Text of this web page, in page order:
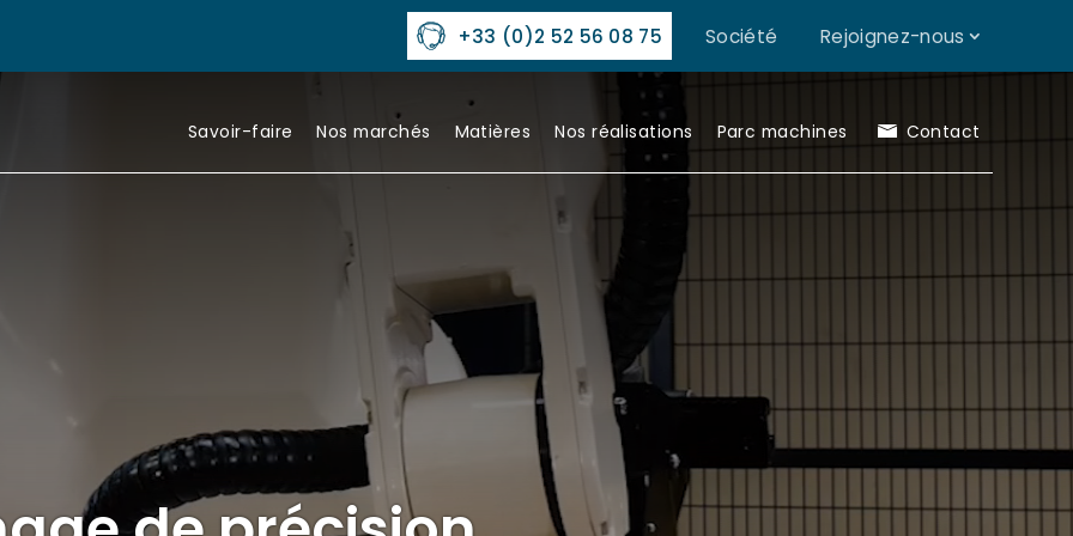
+33 (0)2 52 56 08 75 Société Rejoignez-nous
Savoir-faire Nos marchés Matières Nos réalisations Parc machines Contact